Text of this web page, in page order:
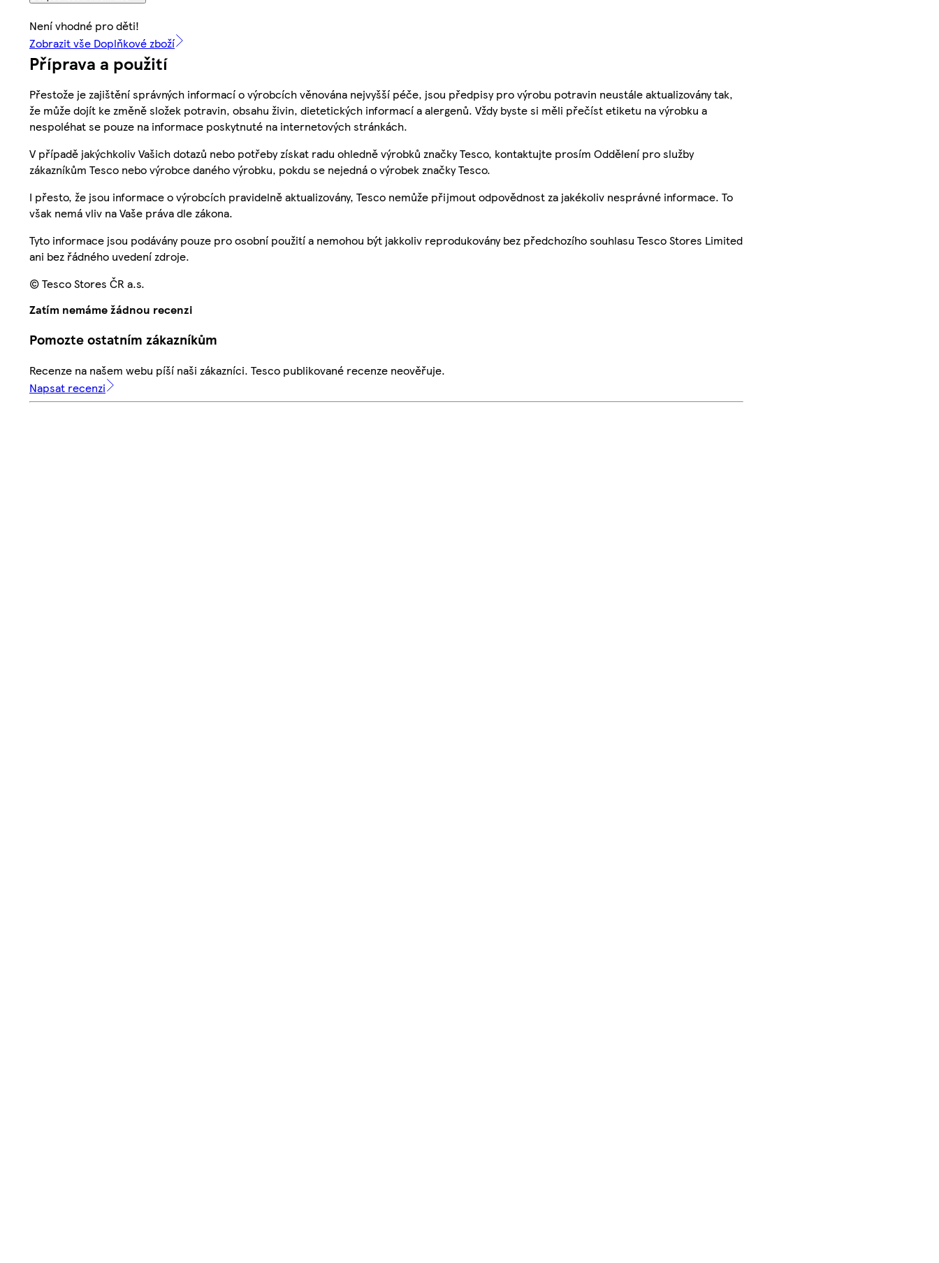
Není vhodné pro děti!
Zobrazit vše Doplňkové zboží
Příprava a použití
Přestože je zajištění správných informací o výrobcích věnována nejvyšší péče, jsou předpisy pro výrobu potravin neustále aktualizovány tak,
že může dojít ke změně složek potravin, obsahu živin, dietetických informací a alergenů. Vždy byste si měli přečíst etiketu na výrobku a
nespoléhat se pouze na informace poskytnuté na internetových stránkách.
V případě jakýchkoliv Vašich dotazů nebo potřeby získat radu ohledně výrobků značky Tesco, kontaktujte prosím Oddělení pro služby
zákazníkům Tesco nebo výrobce daného výrobku, pokdu se nejedná o výrobek značky Tesco.
I přesto, že jsou informace o výrobcích pravidelně aktualizovány, Tesco nemůže přijmout odpovědnost za jakékoliv nesprávné informace. To
však nemá vliv na Vaše práva dle zákona.
Tyto informace jsou podávány pouze pro osobní použití a nemohou být jakkoliv reprodukovány bez předchozího souhlasu Tesco Stores Limited
ani bez řádného uvedení zdroje.
© Tesco Stores ČR a.s.
Zatím nemáme žádnou recenzi
Pomozte ostatním zákazníkům
Recenze na našem webu píší naši zákazníci. Tesco publikované recenze neověřuje.
Napsat recenzi